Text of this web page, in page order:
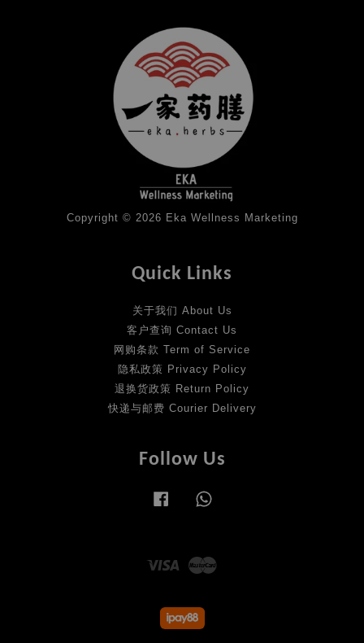
Copyright © 2026 Eka Wellness Marketing
Quick Links
关于我们 About Us
客户查询 Contact Us
网购条款 Term of Service
隐私政策 Privacy Policy
退换货政策 Return Policy
快递与邮费 Courier Delivery
Follow Us
Facebook
Visa